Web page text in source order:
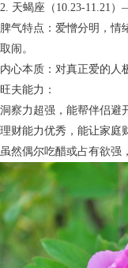
2. 天蝎座（10.23-11.21
脾气特点：爱憎分明，情
取闹。
内心本质：对真正爱的人
旺夫能力：
洞察力超强，能帮伴侣避
理财能力优秀，能让家庭
虽然偶尔吃醋或占有欲强